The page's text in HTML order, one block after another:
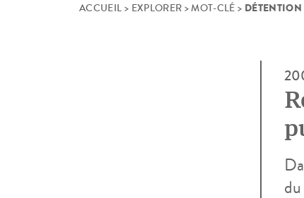
ACCUEIL > EXPLORER >MOT-CLÉ >